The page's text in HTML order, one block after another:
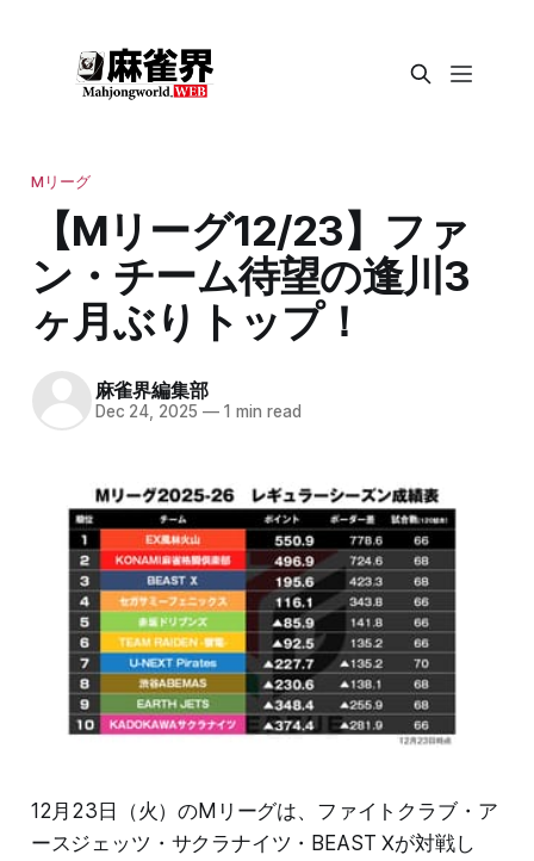
Mリーグ
【Mリーグ12/23】ファ
ン・チーム待望の逢川3
ヶ月ぶりトップ！
麻雀界編集部
Dec 24, 2025 —1 min read
12月23日（火）のMリーグは、ファイトクラブ・ア
ースジェッツ・サクラナイツ・BEAST Ⅹが対戦し